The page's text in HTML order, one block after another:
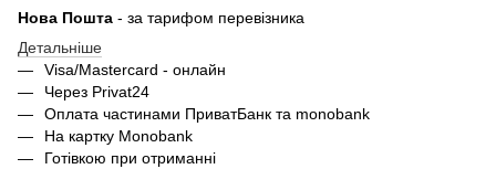
Нова Пошта - за тарифом перевізника
Детальніше
Visa/Mastercard - онлайн
Через Privat24
Оплата частинами ПриватБанк та monobank
На картку Monobank
Готівкою при отриманні